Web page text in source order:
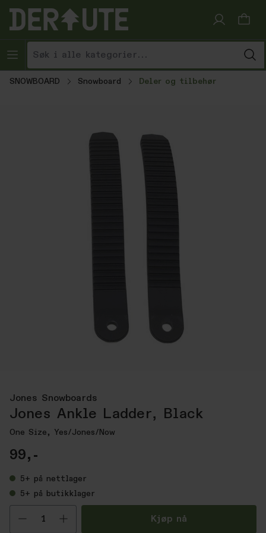
Hopp til innhold
SNOWBOARD Snowboard Deler og tilbehør
Jones Snowboards
Jones Ankle Ladder, Black
One Size, Yes/Jones/Now
99,-
5+ på nettlager
5+ på butikklager
Velg antall Kjøp nå